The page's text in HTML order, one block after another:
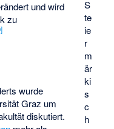
S
te
ie
r
m
är
ki
s
c
h
und wird
zu
]
wurde
Graz um
diskutiert.